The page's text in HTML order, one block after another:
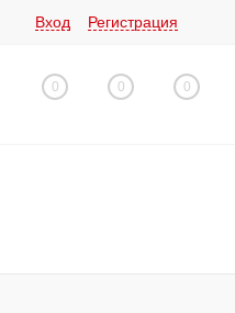
Вход Регистрация
0 0 0